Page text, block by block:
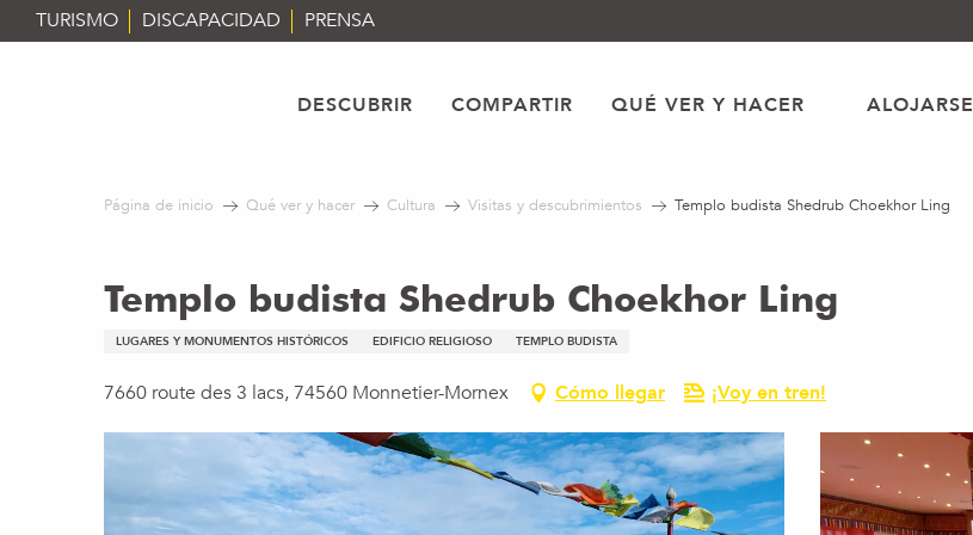
Aller
au
TURISMO DISCAPACIDAD PRENSA
DESCUBRIR COMPARTIR QUÉ VER Y HACER ALOJARSE
Página de inicio Qué ver y hacer Cultura Visitas y descubrimientos Templo budista Shedrub Choekhor Ling
Templo budista Shedrub Choekhor Ling
LUGARES Y MONUMENTOS HISTÓRICOS EDIFICIO RELIGIOSO TEMPLO BUDISTA
7660 route des 3 lacs, 74560 Monnetier-Mornex Cómo llegar ¡Voy en tren!